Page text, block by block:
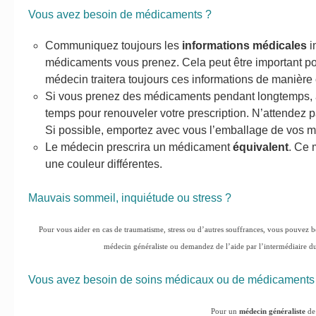
Vous avez besoin de médicaments ?
Communiquez toujours les informations médicales
médicaments vous prenez. Cela peut être important
médecin traitera toujours ces informations de
Si vous prenez des médicaments pendant
temps pour renouveler votre prescription. N’attendez
Si possible, emportez avec vous l’emballage de vos
Le médecin prescrira un médicamentéquivalent. Ce
une couleur différentes.
Mauvais sommeil, inquiétude ou stress ?
Pour vous aider en cas de traumatisme, stress ou d’autres souffrances, vous
médecin généraliste ou demandez de l’aide par l’intermédiaire
Vous avez besoin de soins médicaux ou de
Pour un médecin généralistede